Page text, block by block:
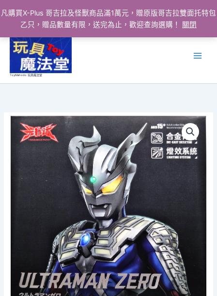
凡購買X-Plus 哥吉拉及怪獸商品滿1萬元，贈原版哥吉拉雙面托特包
乙只，贈品數量有限，送完為止，歡迎查詢選購！
關閉
ToyMahodo 玩具魔法堂